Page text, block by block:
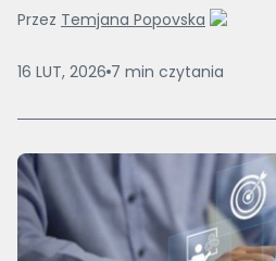
Przez Temjana Popovska
16 LUT, 2026 7 min czytania